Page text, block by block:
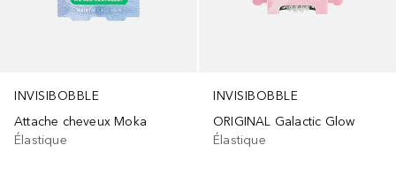
INVISIBOBBLE
Attache cheveux Moka
Élastique
INVISIBOBBLE
ORIGINAL Galactic Glow
Élastique